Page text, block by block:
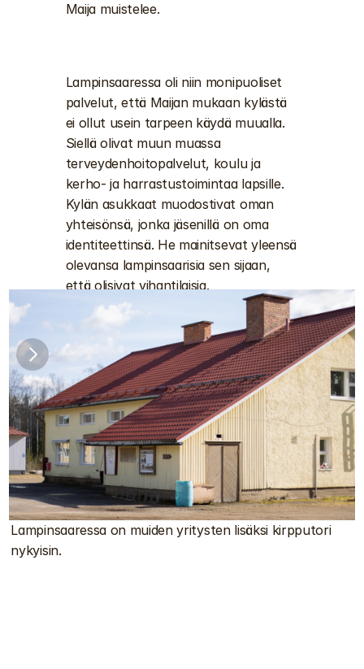
Maija muistelee.
Lampinsaaressa oli niin monipuoliset
palvelut, että Maijan mukaan kylästä
ei ollut usein tarpeen käydä muualla.
Siellä olivat muun muassa
terveydenhoitopalvelut, koulu ja
kerho- ja harrastustoimintaa lapsille.
Kylän asukkaat muodostivat oman
yhteisönsä, jonka jäsenillä on oma
identiteettinsä. He mainitsevat yleensä
olevansa lampinsaarisia sen sijaan,
että olisivat vihantilaisia.
Lampinsaaressa on muiden yritysten lisäksi kirpputori
nykyisin.